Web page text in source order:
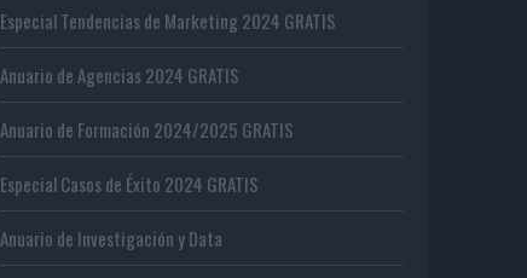
Especial Tendencias de Marketing 2024 GRATIS
Anuario de Agencias 2024 GRATIS
Anuario de Formación 2024/2025 GRATIS
Especial Casos de Éxito 2024 GRATIS
Anuario de Investigación y Data